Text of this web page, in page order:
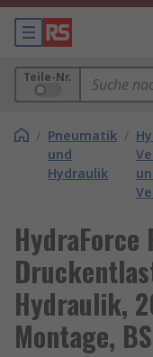
Teile-Nr.
/ Pneumatik
und
Hydraulik
/
HydraForce
Hydraulik,
Montage,